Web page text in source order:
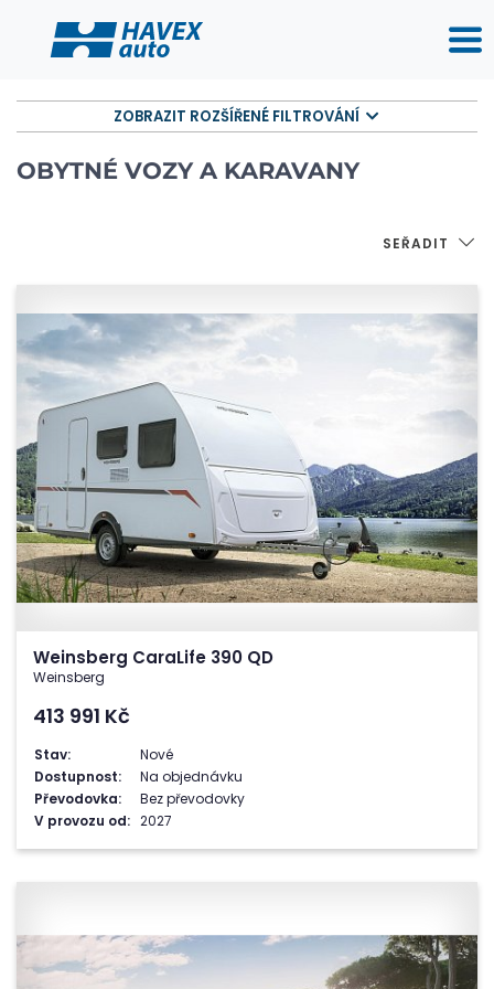
ZOBRAZIT ROZŠÍŘENÉ FILTROVÁNÍ
OBYTNÉ VOZY A KARAVANY
SEŘADIT
Weinsberg CaraLife 390 QD
Weinsberg
413 991 Kč
Stav:
Nové
Dostupnost:
Na objednávku
Převodovka:
Bez převodovky
V provozu od: 2027